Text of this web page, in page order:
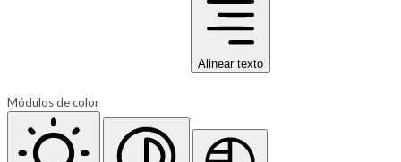
Alinear texto
Módulos de color